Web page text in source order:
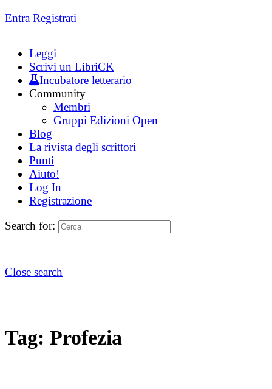
Entra Registrati
Leggi
Scrivi un LibriCK
Incubatore letterario
Community
Membri
Gruppi Edizioni Open
Blog
La rivista degli scrittori
Punti
Aiuto!
Log In
Registrazione
Search for:
Close search
Tag: Profezia